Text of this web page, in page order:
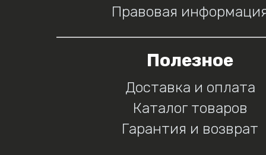
Правовая
Полезное
Доставка и оплата
Каталог товаров
Гарантия и возврат